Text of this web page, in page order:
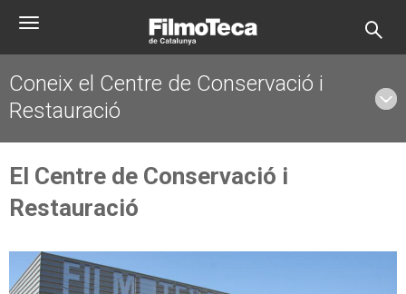
Toggle
Coneix el Centre de Conservació i
Restauració
El Centre de Conservació i
Restauració